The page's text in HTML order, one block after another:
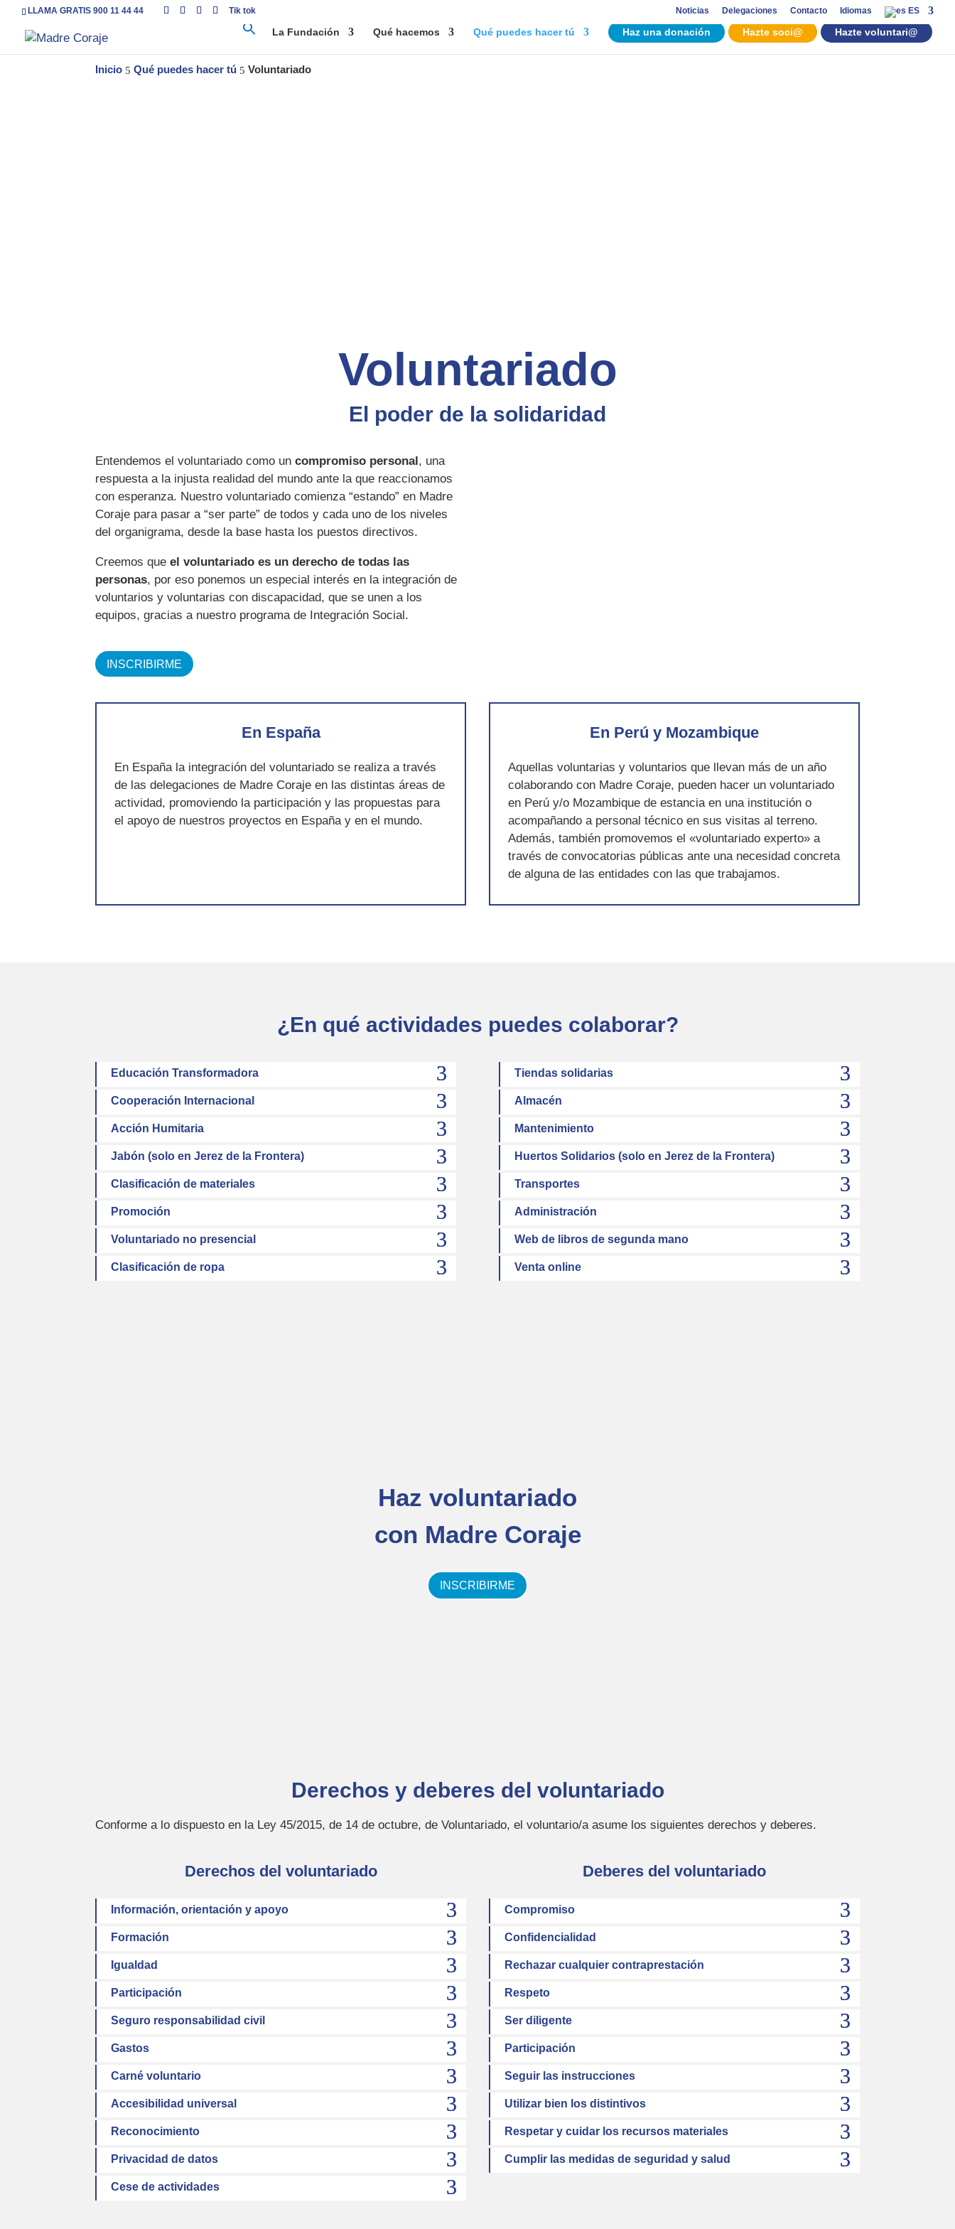
LLAMA GRATIS 900 11 44 44 Tik tok Noticias Delegaciones Contacto Idiomas ES
La Fundación Qué hacemos Qué puedes hacer tú Haz una donación Hazte soci@ Hazte voluntari@
Inicio 5 Qué puedes hacer tú 5 Voluntariado
Voluntariado
El poder de la solidaridad
Entendemos el voluntariado como uncompromiso personal, una
respuesta a la injusta realidad del mundo ante la que reaccionamos
con esperanza. Nuestro voluntariado comienza “estando” en Madre
Coraje para pasar a “ser parte” de todos y cada uno de los niveles
del organigrama, desde la base hasta los puestos directivos.
Creemos queel voluntariado es un derecho de todas las
personas, por eso ponemos un especial interés en la integración de
voluntarios y voluntarias con discapacidad, que se unen a los
equipos, gracias a nuestro programa de Integración Social.
INSCRIBIRME
En España
En España la integración del voluntariado se realiza a través
de las delegaciones de Madre Coraje en las distintas áreas de
actividad, promoviendo la participación y las propuestas para
el apoyo de nuestros proyectos en España y en el mundo.
En Perú y Mozambique
Aquellas voluntarias y voluntarios que llevan más de un año
colaborando con Madre Coraje, pueden hacer un voluntariado
en Perú y/o Mozambique de estancia en una institución o
acompañando a personal técnico en sus visitas al terreno.
Además, también promovemos el «voluntariado experto» a
través de convocatorias públicas ante una necesidad concreta
de alguna de las entidades con las que trabajamos.
¿En qué actividades puedes colaborar?
Educación Transformadora
Cooperación Internacional
Acción Humitaria
Jabón (solo en Jerez de la Frontera)
Clasificación de materiales
Promoción
Voluntariado no presencial
Clasificación de ropa
Tiendas solidarias
Almacén
Mantenimiento
Huertos Solidarios (solo en Jerez de la Frontera)
Transportes
Administración
Web de libros de segunda mano
Venta online
Haz voluntariado
con Madre Coraje
INSCRIBIRME
Derechos y deberes del voluntariado
Conforme a lo dispuesto en la Ley 45/2015, de 14 de octubre, de Voluntariado, el voluntario/a asume los siguientes derechos y deberes.
Derechos del voluntariado
Información, orientación y apoyo
Formación
Igualdad
Participación
Seguro responsabilidad civil
Gastos
Carné voluntario
Accesibilidad universal
Reconocimiento
Privacidad de datos
Cese de actividades
Deberes del voluntariado
Compromiso
Confidencialidad
Rechazar cualquier contraprestación
Respeto
Ser diligente
Participación
Seguir las instrucciones
Utilizar bien los distintivos
Respetar y cuidar los recursos materiales
Cumplir las medidas de seguridad y salud